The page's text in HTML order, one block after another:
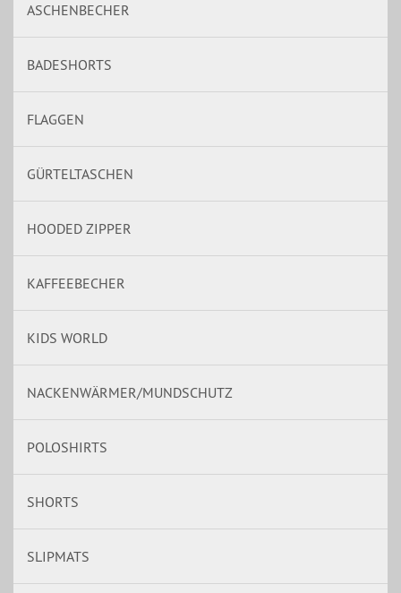
ASCHENBECHER
BADESHORTS
FLAGGEN
GÜRTELTASCHEN
HOODED ZIPPER
KAFFEEBECHER
KIDS WORLD
NACKENWÄRMER/MUNDSCHUTZ
POLOSHIRTS
SHORTS
SLIPMATS